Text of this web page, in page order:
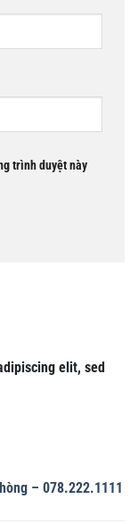
trình duyệt này
elit, sed
– 078.222.1111